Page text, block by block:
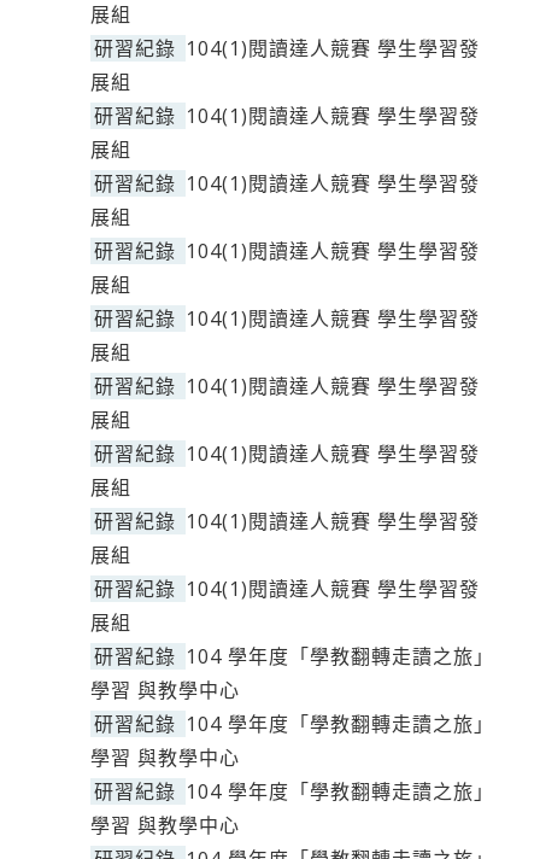
展組
研習紀錄 104(1)閱讀達人競賽 學生學習發
展組
研習紀錄 104(1)閱讀達人競賽 學生學習發
展組
研習紀錄 104(1)閱讀達人競賽 學生學習發
展組
研習紀錄 104(1)閱讀達人競賽 學生學習發
展組
研習紀錄 104(1)閱讀達人競賽 學生學習發
展組
研習紀錄 104(1)閱讀達人競賽 學生學習發
展組
研習紀錄 104(1)閱讀達人競賽 學生學習發
展組
研習紀錄 104(1)閱讀達人競賽 學生學習發
展組
研習紀錄 104(1)閱讀達人競賽 學生學習發
展組
研習紀錄 104 學年度「學教翻轉走讀之旅」
學習 與教學中心
研習紀錄 104 學年度「學教翻轉走讀之旅」
學習 與教學中心
研習紀錄 104 學年度「學教翻轉走讀之旅」
學習 與教學中心